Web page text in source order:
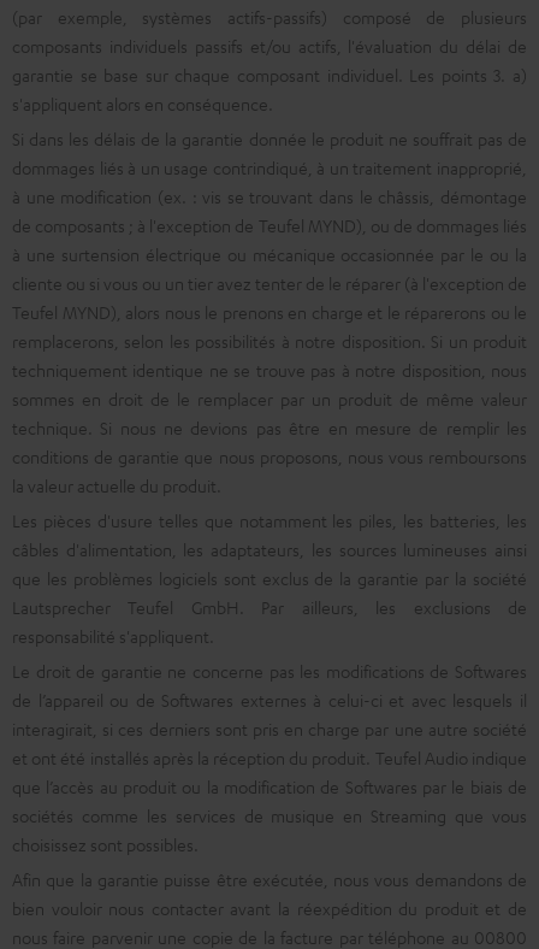
(par exemple, systèmes actifs-passifs) composé de plusieurs
composants individuels passifs et/ou actifs, l'évaluation du délai de
garantie se base sur chaque composant individuel. Les points 3. a)
s'appliquent alors en conséquence.
Si dans les délais de la garantie donnée le produit ne souffrait pas de
dommages liés à un usage contrindiqué, à un traitement inapproprié,
à une modification (ex. : vis se trouvant dans le châssis, démontage
de composants ; à l'exception de Teufel MYND), ou de dommages liés
à une surtension électrique ou mécanique occasionnée par le ou la
cliente ou si vous ou un tier avez tenter de le réparer (à l'exception de
Teufel MYND), alors nous le prenons en charge et le réparerons ou le
remplacerons, selon les possibilités à notre disposition. Si un produit
techniquement identique ne se trouve pas à notre disposition, nous
sommes en droit de le remplacer par un produit de même valeur
technique. Si nous ne devions pas être en mesure de remplir les
conditions de garantie que nous proposons, nous vous remboursons
la valeur actuelle du produit.
Les pièces d'usure telles que notamment les piles, les batteries, les
câbles d'alimentation, les adaptateurs, les sources lumineuses ainsi
que les problèmes logiciels sont exclus de la garantie par la société
Lautsprecher Teufel GmbH. Par ailleurs, les exclusions de
responsabilité s'appliquent.
Le droit de garantie ne concerne pas les modifications de Softwares
de l’appareil ou de Softwares externes à celui-ci et avec lesquels il
interagirait, si ces derniers sont pris en charge par une autre société
et ont été installés après la réception du produit. Teufel Audio indique
que l’accès au produit ou la modification de Softwares par le biais de
sociétés comme les services de musique en Streaming que vous
choisissez sont possibles.
Afin que la garantie puisse être exécutée, nous vous demandons de
bien vouloir nous contacter avant la réexpédition du produit et de
nous faire parvenir une copie de la facture par téléphone au 00800